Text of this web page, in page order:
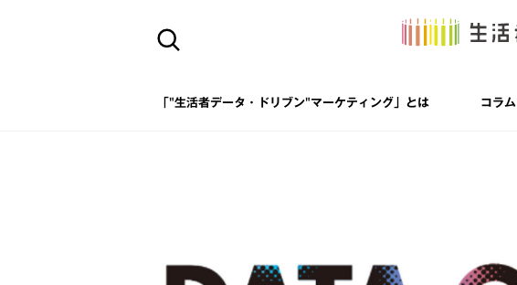
「"生活者データ・ドリブン"マーケティング」とは コラム